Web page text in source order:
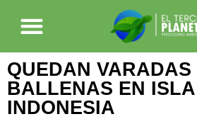
QUEDAN VARADAS
BALLENAS EN
INDONESIA